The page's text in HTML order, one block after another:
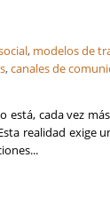
, modelos de
,canales de
está, cada vez
realidad exige